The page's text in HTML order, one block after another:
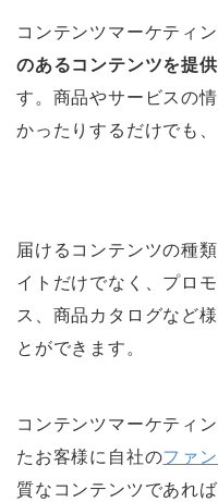
コンテンツマーケティン
のあるコンテンツを提
す。商品やサービスの
かったりするだけでも
届けるコンテンツの種
イトだけでなく、プロ
ス、商品カタログなど
とができます。
コンテンツマーケティ
たお客様に自社のファ
質なコンテンツであれ